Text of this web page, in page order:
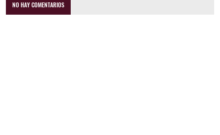
NO HAY COMENTARIOS